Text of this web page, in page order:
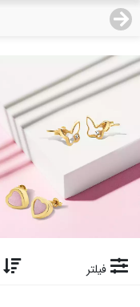
صفحه اصلی
دسته بندی محصولات
نمایندگی ها
درباره ما
فیلتر